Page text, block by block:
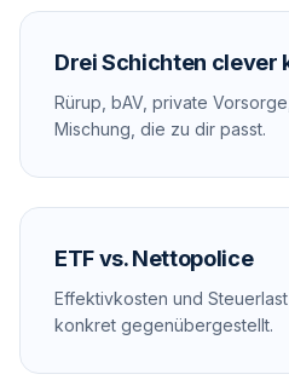
Drei Schichten clever
Rürup, bAV, private
Mischung, die zu dir passt.
ETF vs. Nettopolice
Effektivkosten und
konkret gegenübergestellt.